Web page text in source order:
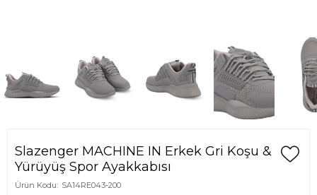
Slazenger MACHINE IN Erkek Gri Koşu &
Yürüyüş Spor Ayakkabısı
Ürün Kodu: SA14RE043-200